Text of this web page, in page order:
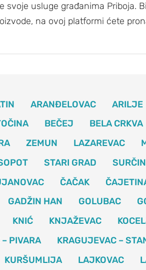
usluge građanima Priboja.
na ovoj platformi ćete
ARANĐELOVAC ARILJE
BEČEJ BELA CRKVA
ZEMUN LAZAREVAC
STARI GRAD SURČIN
ČAČAK
GADŽIN HAN GOLUBAC
KNIĆ KNJAŽEVAC
PIVARA KRAGUJEVAC –
KURŠUMLIJA LAJKOVAC